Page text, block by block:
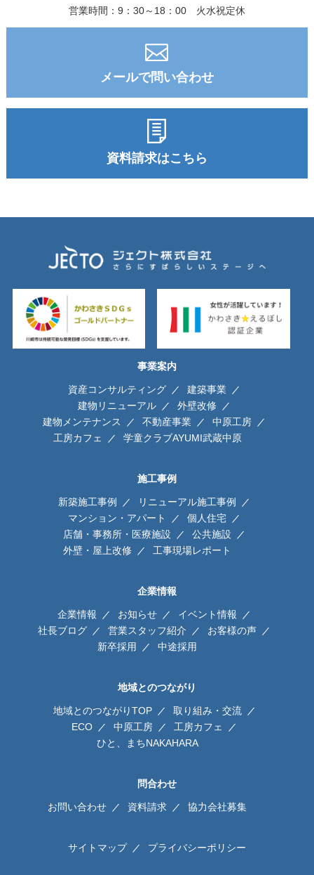
営業時間：9：30～18：00 火水祝定休
メールで問い合わせ
資料請求はこちら
事業案内
資産コンサルティング
建築事業
建物リニューアル
外壁改修
建物メンテナンス
不動産事業
中原工房
工房カフェ
学童クラブAYUMI武蔵中原
施工事例
新築施工事例
リニューアル施工事例
マンション・アパート
個人住宅
店舗・事務所・医療施設
公共施設
外壁・屋上改修
工事現場レポート
企業情報
企業情報 お知らせ
イベント情報
社長ブログ
営業スタッフ紹介
お客様の声
新卒採用
中途採用
地域とのつながり
地域とのつながりTOP
取り組み・交流
ECO
中原工房
工房カフェ
ひと、まちNAKAHARA
問合わせ
お問い合わせ 資料請求 協力会社募集
サイトマップ プライバシーポリシー